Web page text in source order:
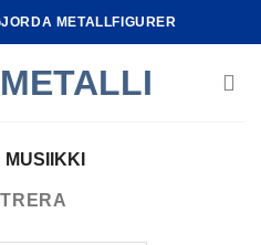
METALLFIGURER
MUSIIKKI